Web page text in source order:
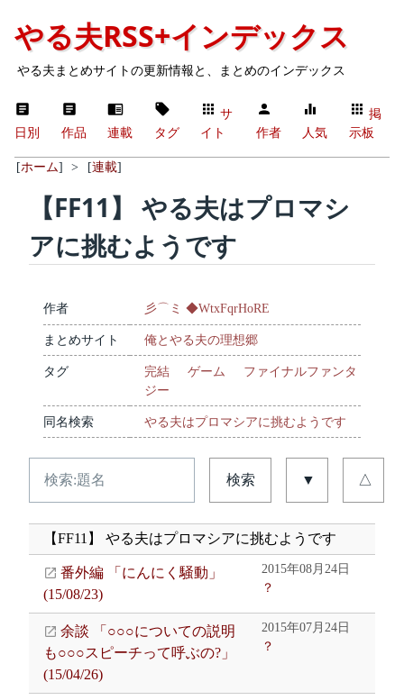
やる夫RSS+インデックス
やる夫まとめサイトの更新情報と、まとめのインデックス
日別 作品 連載 タグ
サ
イト
作者 人気
掲
示板
[ホーム] > [連載]
【FF11】 やる夫はプロマシ
アに挑むようです
作者 彡⌒ミ ◆WtxFqrHoRE
まとめサイト 俺とやる夫の理想郷
タグ 完結 ゲーム
ファイナルファンタ
ジー
同名検索 やる夫はプロマシアに挑むようです
検索 ▼ △
【FF11】 やる夫はプロマシアに挑むようです
番外編 「にんにく騒動」
(15/08/23)
2015年08月24日
？
余談 「○○○についての説明
も○○○スピーチって呼ぶの?」
(15/04/26)
2015年07月24日
？